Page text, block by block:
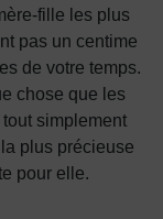
fille les plus
pas un centime
de votre temps.
chose que les
simplement
plus précieuse
pour elle.